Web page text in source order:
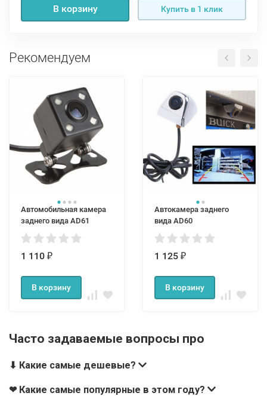
В корзину Купить в 1 клик
Рекомендуем
Автомобильная камера
заднего вида AD61
1 110 ₽
В корзину
Автокамера заднего
вида AD60
1 125 ₽
В корзину
Часто задаваемые вопросы про
⬇ Какие самые дешевые?
❤ Какие самые популярные в этом году?